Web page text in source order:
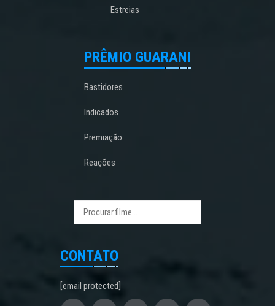
Estreias
PRÊMIO GUARANI
Bastidores
Indicados
Premiação
Reações
CONTATO
[email protected]